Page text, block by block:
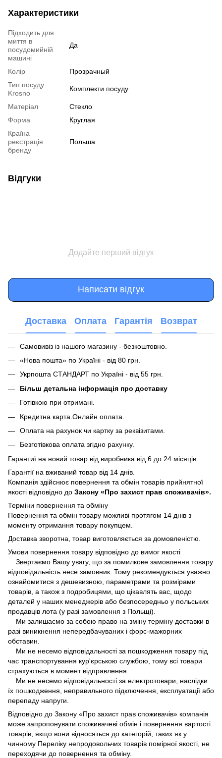
Характеристики
Підходить для
миття в
посудомийній
машині
Да
Колір
Прозрачный
Тип посуду
Krosno
Комплекти посуду
Матеріал
Стекло
Форма
Круглая
Країна
реєстрація
бренду
Польша
Відгуки
Додайте перший відгук
Написати відгук
Доставка Оплата Гарантія Возврат
Самовивіз із нашого магазину - безкоштовно.
«Нова пошта» по Україні - від 80 грн.
Укрпошта СТАНДАРТ по Україні - від 55 грн.
Більш детальна інформація про доставку
Готівкою при отримані.
Кредитна карта.Онлайн оплата.
Оплата на рахунок чи картку за реквізитами.
Безготівкова оплата згідно рахунку.
Гарантиї на новий товар від виробника від 6 до 24 місяців..
Гарантії на вживаний товар від 14 днів.
Компанія здійснює повернення та обмін товарів прийнятної
якості відповідно до Закону «Про захист прав споживачів».
Терміни повернення та обміну
Повернення та обмін товару можливі протягом 14 днів з
моменту отримання товару покупцем.
Доставка зворотна, товар виготовляється за домовленістю.
Умови повернення товару відповідно до вимог якості
Звертаємо Вашу увагу, що за помилкове замовлення товару
відповідальність несе замовник. Тому рекомендується уважно
ознайомитися з дешевизною, параметрами та розмірами
товарів, а також з подробицями, що цікавлять вас, щодо
деталей у наших менеджерів або безпосередньо у польських
продавців лота (у разі замовлення з Польщі).
Ми залишаємо за собою право на зміну терміну доставки в
разі виникнення непередбачуваних і форс-мажорних
обставин.
Ми не несемо відповідальності за пошкодження товару під
час транспортування кур'єрською службою, тому всі товари
страхуються в момент відправлення.
Ми не несемо відповідальності за електротовари, наслідки
їх пошкодження, неправильного підключення, експлуатації або
перепаду напруги.
Відповідно до Закону «Про захист прав споживачів» компанія
може запропонувати споживачеві обмін і повернення вартості
товарів, якщо вони відносяться до категорій, таких як у
чинному Переліку непродовольчих товарів помірної якості, не
переходячи до повернення та обміну.